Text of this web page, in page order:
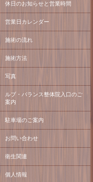
休日のお知らせと営業時間
営業日カレンダー
施術の流れ
施術方法
写真
ルブ・バランス整体院入口のご
案内
駐車場のご案内
お問い合わせ
衛生関連
個人情報